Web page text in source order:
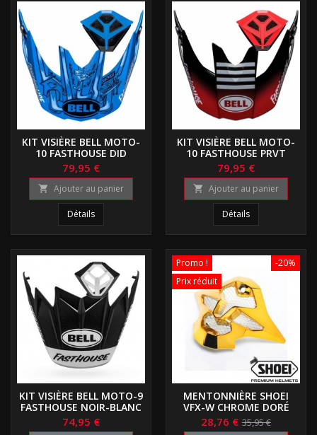
KIT VISIÈRE BELL MOTO-
10 FASTHOUSE DID
79,95 €
 Ajouter au panier
Détails
KIT VISIÈRE BELL MOTO-
10 FASTHOUSE PRVT
79,95 €
 Ajouter au panier
Détails
KIT VISIÈRE BELL MOTO-9
FASTHOUSE NOIR-BLANC
74,95 €
-20%
Promo !
Prix réduit
MENTONNIÈRE SHOEI
VFX-W CHROME DORÉ
28,76 € 35,95 €